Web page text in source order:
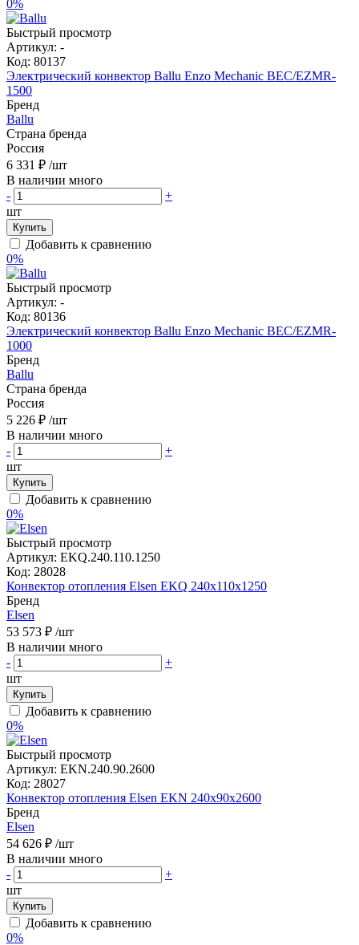
0%
Быстрый просмотр
Артикул: -
Код: 80137
Электрический конвектор Ballu Enzo Mechanic BEC/EZMR-
1500
Бренд
Ballu
Страна бренда
Россия
6 331 ₽ /шт
В наличии много
-
+
шт
Купить
Добавить к сравнению
0%
Быстрый просмотр
Артикул: -
Код: 80136
Электрический конвектор Ballu Enzo Mechanic BEC/EZMR-
1000
Бренд
Ballu
Страна бренда
Россия
5 226 ₽ /шт
В наличии много
-
+
шт
Купить
Добавить к сравнению
0%
Быстрый просмотр
Артикул: EKQ.240.110.1250
Код: 28028
Конвектор отопления Elsen EKQ 240х110х1250
Бренд
Elsen
53 573 ₽ /шт
В наличии много
-
+
шт
Купить
Добавить к сравнению
0%
Быстрый просмотр
Артикул: EKN.240.90.2600
Код: 28027
Конвектор отопления Elsen EKN 240х90х2600
Бренд
Elsen
54 626 ₽ /шт
В наличии много
-
+
шт
Купить
Добавить к сравнению
0%